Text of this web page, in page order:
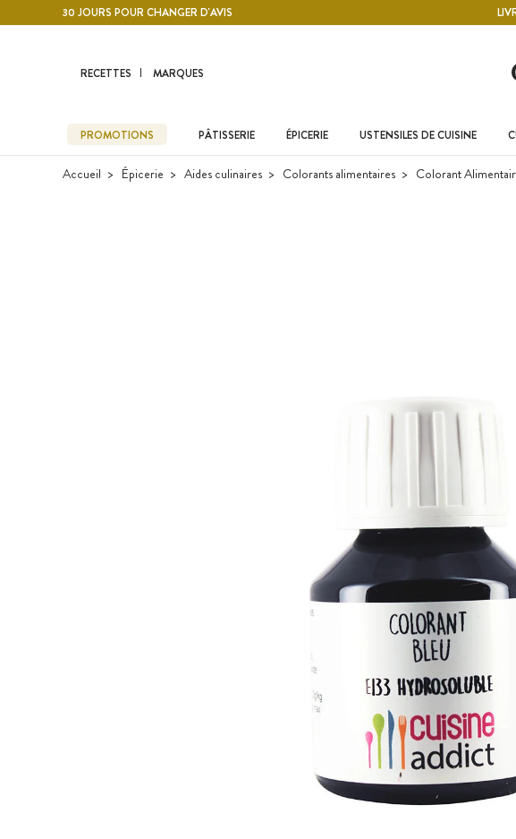
Contenu principal30 JOURS POUR CHANGER D'AVIS
RECETTES MARQUES
PROMOTIONS PÂTISSERIE ÉPICERIE USTENSILES DE CUISINE
Accueil Épicerie Aides culinaires Colorants alimentaires Colorant